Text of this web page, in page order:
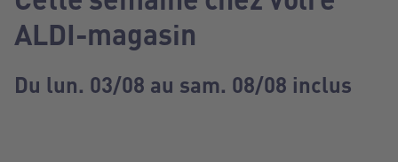
ALDI-magasin
Du lun. 03/08 au sam. 08/08 inclus